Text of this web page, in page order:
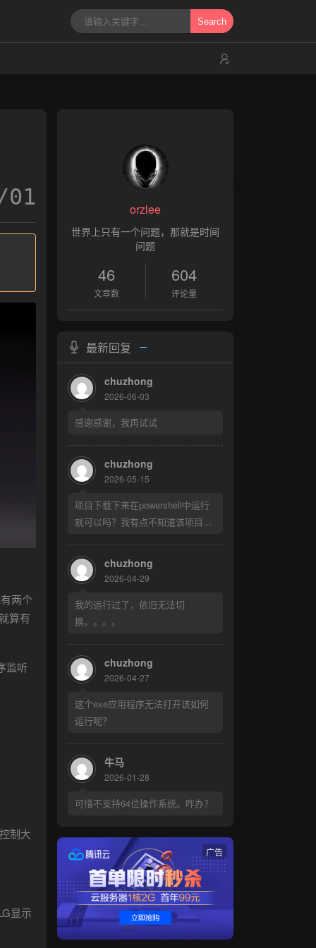
Search
01
两个
算有
监听
制大
显示
orzlee
世界上只有一个问题，那就是时间
问题
46
文章数
604
评论量
最新回复
chuzhong
2026-06-03
感谢感谢，我再试试
chuzhong
2026-05-15
项目下载下来在powershell中运行
就可以吗？我有点不知道该项目如
chuzhong
2026-04-29
我的运行过了，依旧无法切
换。。。。
chuzhong
2026-04-27
这个exe应用程序无法打开该如何
运行呢？
牛马
2026-01-28
可惜不支持64位操作系统。咋办？
广告